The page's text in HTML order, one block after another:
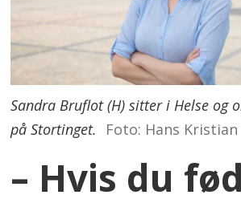
Sandra Bruflot (H) sitter i Helse og
på Stortinget.
Foto: Hans
– Hvis du